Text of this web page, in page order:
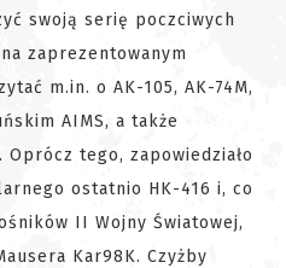
swoją serię poczciwych
zaprezentowanym
m.in. o AK-105, AK-74M,
AIMS, a także
Oprócz tego, zapowiedziało
ostatnio HK-416 i, co
II Wojny Światowej,
Kar98K. Czyżby